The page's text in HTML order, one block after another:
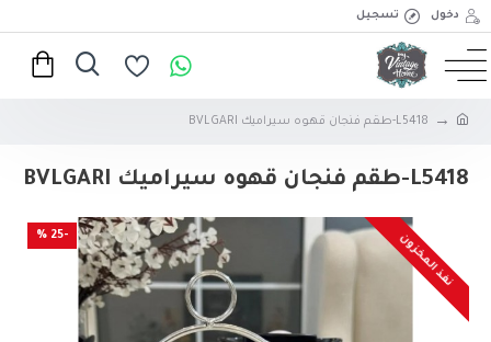
دخول تسجيل
L5418-طقم فنجان قهوه سيراميك BVLGARI
L5418-طقم فنجان قهوه سيراميك BVLGARI
-25 % نفذ المخزون